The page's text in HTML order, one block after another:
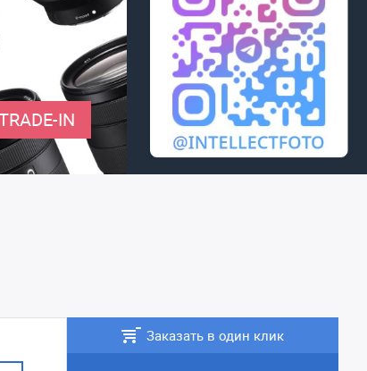
IN
Заказать в один клик